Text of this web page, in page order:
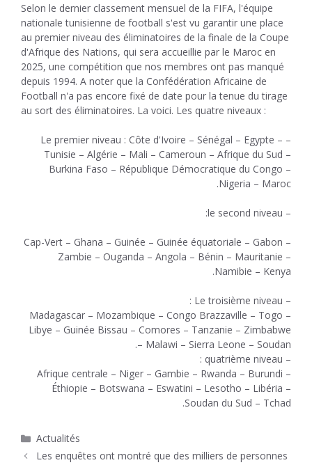
Selon le dernier classement mensuel de la FIFA, l'équipe
nationale tunisienne de football s'est vu garantir une place
au premier niveau des éliminatoires de la finale de la Coupe
d'Afrique des Nations, qui sera accueillie par le Maroc en
2025, une compétition que nos membres ont pas manqué
depuis 1994. A noter que la Confédération Africaine de
Football n'a pas encore fixé de date pour la tenue du tirage
au sort des éliminatoires. La voici. Les quatre niveaux :
– Le premier niveau : Côte d'Ivoire – Sénégal – Egypte –
Tunisie – Algérie – Mali – Cameroun – Afrique du Sud –
Burkina Faso – République Démocratique du Congo –
Nigeria – Maroc.
– le second niveau:
Cap-Vert – Ghana – Guinée – Guinée équatoriale – Gabon –
Zambie – Ouganda – Angola – Bénin – Mauritanie –
Namibie – Kenya.
– Le troisième niveau :
Madagascar – Mozambique – Congo Brazzaville – Togo –
Libye – Guinée Bissau – Comores – Tanzanie – Zimbabwe
– Malawi – Sierra Leone – Soudan.
– quatrième niveau :
Afrique centrale – Niger – Gambie – Rwanda – Burundi –
Éthiopie – Botswana – Eswatini – Lesotho – Libéria –
Soudan du Sud – Tchad.
Catégories
Actualités
Les enquêtes ont montré que des milliers de personnes